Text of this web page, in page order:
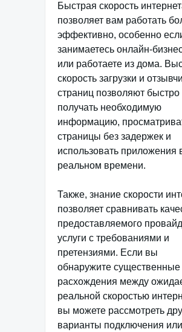
Быстрая скорость
позволяет вам работать
эффективно, особенно
занимаетесь онлайн-
или работаете из дома.
скорость загрузки и
страниц позволяют быстро
получать необходимую
информацию,
страницы без задержек и
использовать приложения
реальном времени.
Также, знание скорости
позволяет сравнивать
предоставляемого
услуги с требованиями и
претензиями. Если вы
обнаружите существенные
расхождения между
реальной скоростью
вы можете рассмотреть
варианты подключения или